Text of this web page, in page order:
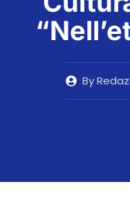
By